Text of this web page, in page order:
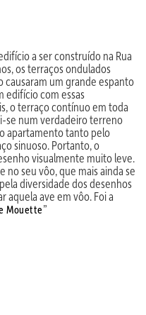
a ser construído na Rua
os terraços ondulados
um grande espanto
edifício com essas
o terraço contínuo em toda
se num verdadeiro terreno
apartamento tanto pelo
sinuoso. Portanto, o
visualmente muito leve.
no seu vôo, que mais ainda se
diversidade dos desenhos
aquela ave em vôo. Foi a
Mouette”